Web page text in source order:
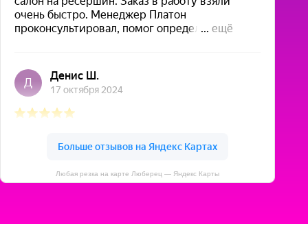
Любая резка на карте Люберец — Яндекс Карты